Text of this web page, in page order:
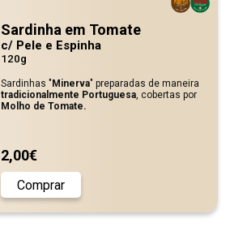
Sardinha em Tomate
c/ Pele e Espinha
120g
Sardinhas " Minerva" preparadas de maneira
tradicionalmente Portuguesa, cobertas por
Molho de Tomate.
2,00€
Comprar